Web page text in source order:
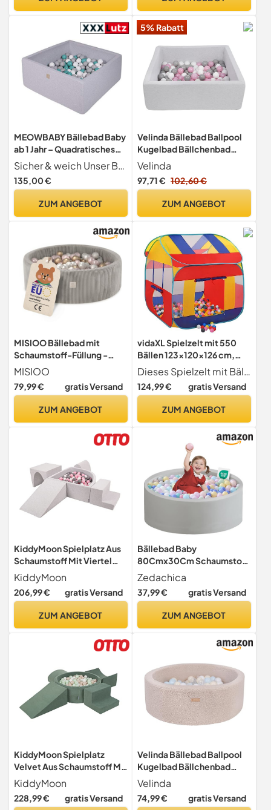
MEOWBABY Bällebad Baby
ab 1 Jahr – Quadratisches
90x90x40cm Bällebad
Kinder – Weiches
Bällebecken aus
Cotton, Hellgrau
Sicher & weich Unser Bällebad Baby besteht aus hochwertigem Schaumstoff und bietet eine weiche, sichere Spielumgebung für Kinder ab 1 Jahr. Perfekt für Kinderzimmer oder Spielzimmer!
135,00 €
ZUM ANGEBOT
5% Rabatt
Velinda Bällebad Ballpool
Kugelbad Bällchenbad
Kinder-Pool mit 150
Bällen/90x90cm (Farbe der
Bälle: weiß,rosa,grau)
Velinda
97,71 € 102,60 €
ZUM ANGEBOT
MISIOO Bällebad mit
Schaumstoff-Füllung -
90x30cm - 200 Bälle -
Hochwertige Bällebad
Bälle für Kinder - Weiches
Waschbar
MISIOO
79,99 € gratis Versand
ZUM ANGEBOT
vidaXL Spielzelt mit 550
Bällen 123x120x126 cm,
Spielzelt mit Ball,
Spielhütte, Zelt, Spielhaus,
Prinzessin Zelt, Zelt mit
Dieses Spielzelt mit Bällen wird deinem Kind viel Freude bereiten. Dein Kleines wird dieses Kinderzelt definitiv lieben!
124,99 € gratis Versand
ZUM ANGEBOT
KiddyMoon Spielplatz Aus
Schaumstoff Mit Viertel
Eckig Bällebad (200 Bälle)
Hindernisläufe,
Hellgrau:Weiß/Grau/Puder
KiddyMoon
206,99 € gratis Versand
ZUM ANGEBOT
Bällebad Baby
80Cmx30Cm Schaumstoff
Ball Pit Kinder Rund
Bällepool ab 1 Jahr für Innen
Mädchen und Jungen (Grau,
Zedachica
37,99 € gratis Versand
ZUM ANGEBOT
KiddyMoon Spielplatz
Velvet Aus Schaumstoff Mit
Samt Rund Bällebad (300
Bälle) + Version 5
Ballgruben Für Babys
KiddyMoon
228,99 € gratis Versand
Velinda Bällebad Ballpool
Kugelbad Bällchenbad
Bällchenpool Pool Bouclé
mit 200 Bällen (Farbe des
Pools/der Bälle:
Velinda
74,99 € gratis Versand